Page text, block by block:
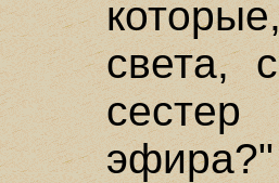
света,
сестер
эфира?"